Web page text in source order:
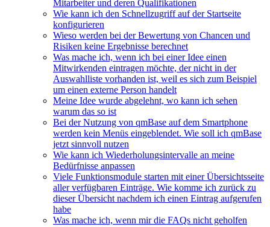
Mitarbeiter und deren Qualifikationen
Wie kann ich den Schnellzugriff auf der Startseite
konfigurieren
Wieso werden bei der Bewertung von Chancen und
Risiken keine Ergebnisse berechnet
Was mache ich, wenn ich bei einer Idee einen
Mitwirkenden eintragen möchte, der nicht in der
Auswahlliste vorhanden ist, weil es sich zum Beispiel
um einen externe Person handelt
Meine Idee wurde abgelehnt, wo kann ich sehen
warum das so ist
Bei der Nutzung von qmBase auf dem Smartphone
werden kein Menüs eingeblendet. Wie soll ich qmBase
jetzt sinnvoll nutzen
Wie kann ich Wiederholungsintervalle an meine
Bedürfnisse anpassen
Viele Funktionsmodule starten mit einer Übersichtsseite
aller verfügbaren Einträge. Wie komme ich zurück zu
dieser Übersicht nachdem ich einen Eintrag aufgerufen
habe
Was mache ich, wenn mir die FAQs nicht geholfen